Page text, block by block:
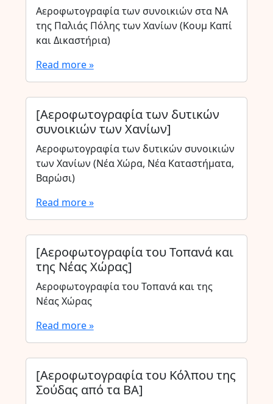
Αεροφωτογραφία των συνοικιών στα ΝΑ
της Παλιάς Πόλης των Χανίων (Κουμ Καπί
και Δικαστήρια)
Read more »
[Αεροφωτογραφία των δυτικών
συνοικιών των Χανίων]
Αεροφωτογραφία των δυτικών συνοικιών
των Χανίων (Νέα Χώρα, Νέα Καταστήματα,
Βαρώσι)
Read more »
[Αεροφωτογραφία του Τοπανά και
της Νέας Χώρας]
Αεροφωτογραφία του Τοπανά και της
Νέας Χώρας
Read more »
[Αεροφωτογραφία του Κόλπου της
Σούδας από τα ΒΑ]